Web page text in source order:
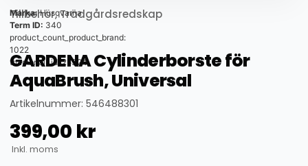
Tillbehör,Trädgårdsredskap
Marka:Husqvarna
Term ID: 340
product_count_product_brand:
1022
thumbnail_id: 25324
GARDENA Cylinderborste för
AquaBrush, Universal
Artikelnummer: 546488301
399,00 kr
Inkl. moms